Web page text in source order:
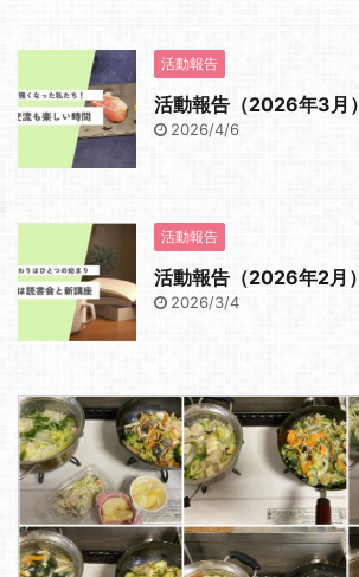
活動報告
活動報告（2026年3月）
2026/4/6
活動報告
活動報告（2026年2月）
2026/3/4